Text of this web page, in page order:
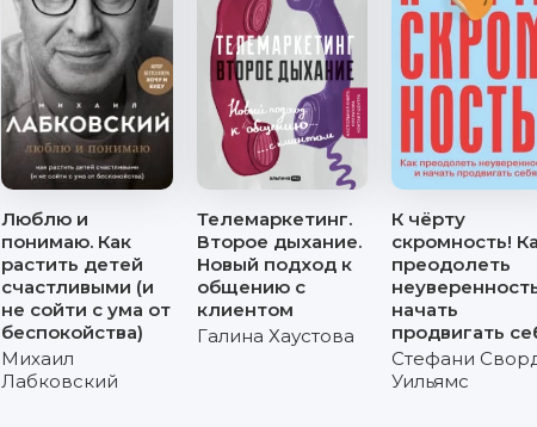
Люблю и
понимаю. Как
растить детей
счастливыми (и
не сойти с ума от
беспокойства)
Михаил
Лабковский
Телемаркетинг.
Второе дыхание.
Новый подход к
общению с
клиентом
Галина Хаустова
К чёрту
скромность!
преодолеть
начать
продвигать
Стефани
Уильямс